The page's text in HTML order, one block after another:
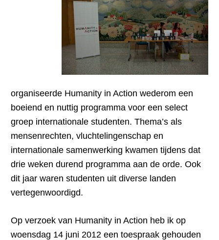
organiseerde Humanity in Action wederom een
boeiend en nuttig programma voor een select
groep internationale studenten. Thema’s als
mensenrechten, vluchtelingenschap en
internationale samenwerking kwamen tijdens dat
drie weken durend programma aan de orde. Ook
dit jaar waren studenten uit diverse landen
vertegenwoordigd.
Op verzoek van Humanity in Action heb ik op
woensdag 14 juni 2012 een toespraak gehouden